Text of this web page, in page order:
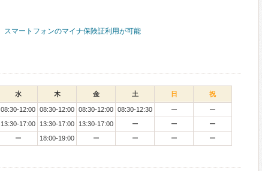
スマートフォンのマイナ保険証利用が可能
水 木 金 土 日 祝
08:30-12:00 08:30-12:00 08:30-12:00 08:30-12:30 ー
ー
13:30-17:00 13:30-17:00 13:30-17:00 ー ー
ー
ー 18:00-19:00 ー ー ー ー